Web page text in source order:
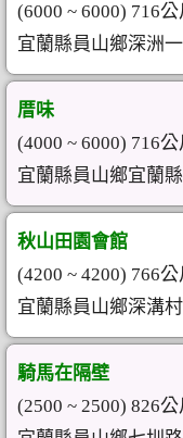
(6000 ~ 6000) 716公
宜蘭縣員山鄉深洲
厝味
(4000 ~ 6000) 716公
宜蘭縣員山鄉宜蘭
秋山田園會館
(4200 ~ 4200) 766公
宜蘭縣員山鄉深溝
騎馬在隔壁
(2500 ~ 2500) 826公